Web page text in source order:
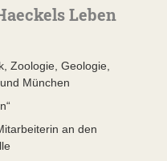
Leben
Zoologie, Geologie,
München
an den